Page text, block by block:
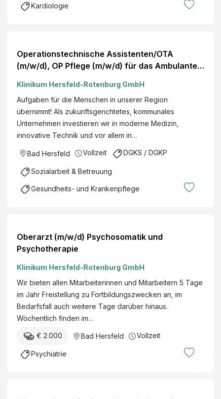
Kardiologie
Operationstechnische Assistenten/OTA
(m/w/d), OP Pflege (m/w/d) für das Ambulante
Klinikum Hersfeld-Rotenburg GmbH
Aufgaben für die Menschen in unserer Region
übernimmt! Als zukunftsgerichtetes, kommunales
Unternehmen investieren wir in moderne Medizin,
innovative Technik und vor allem in…
Bad Hersfeld Vollzeit DGKS / DGKP
Sozialarbeit & Betreuung
Gesundheits- und Krankenpflege
Oberarzt (m/w/d) Psychosomatik und
Psychotherapie
Klinikum Hersfeld-Rotenburg GmbH
Wir bieten allen Mitarbeiterinnen und Mitarbeitern 5 Tage
im Jahr Freistellung zu Fortbildungszwecken an, im
Bedarfsfall auch weitere Tage darüber hinaus.
Wöchentlich finden im…
€ 2.000 Bad Hersfeld Vollzeit
Psychiatrie